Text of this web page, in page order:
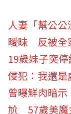
人妻「幫公
曖昧 反被全
19歲妹子突
侵犯：我還是
曾曝鮮肉暗
尬 57歲美魔